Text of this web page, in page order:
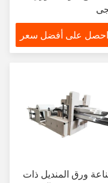
احصل على أفضل سعر
ورق المنديل ذات